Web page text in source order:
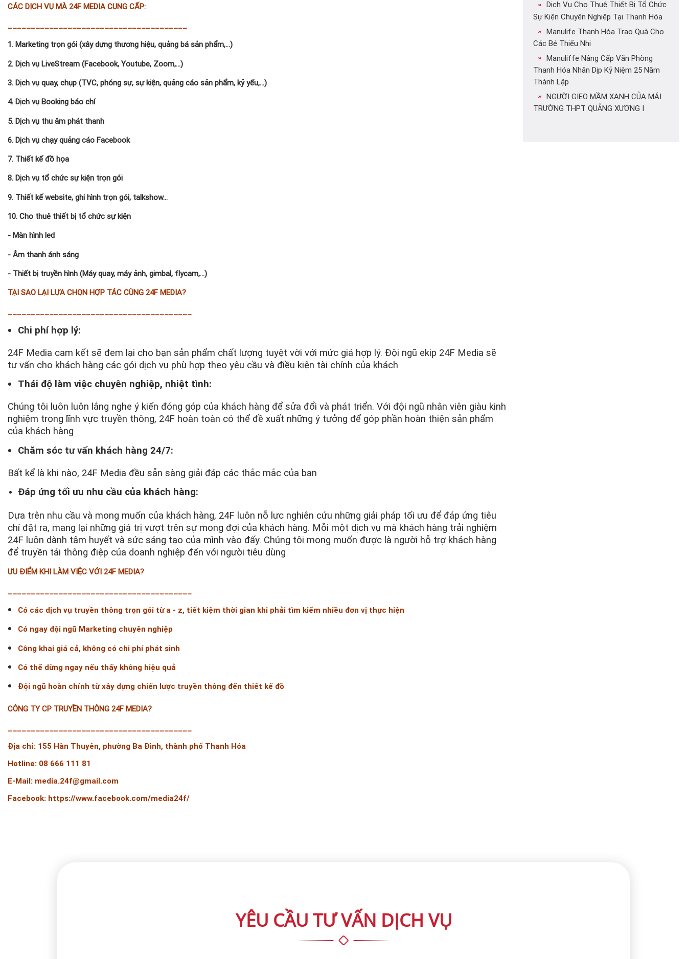
CÁC DỊCH VỤ MÀ 24F MEDIA CUNG CẤP:
_______________________________________
1. Marketing trọn gói (xây dựng thương hiệu, quảng bá sản phẩm,...)
2. Dịch vụ LiveStream (Facebook, Youtube, Zoom,...)
3. Dịch vụ quay, chụp (TVC, phóng sự, sự kiện, quảng cáo sản phẩm, kỷ yếu,...)
4. Dịch vụ Booking báo chí
5. Dịch vụ thu âm phát thanh
6. Dịch vụ chạy quảng cáo Facebook
7. Thiết kế đồ họa
8. Dịch vụ tổ chức sự kiện trọn gói
9. Thiết kế website, ghi hình trọn gói, talkshow...
10. Cho thuê thiết bị tổ chức sự kiện
- Màn hình led
- Âm thanh ánh sáng
- Thiết bị truyền hình (Máy quay, máy ảnh, gimbal, flycam,...)
TẠI SAO LẠI LỰA CHỌN HỢP TÁC CÙNG 24F MEDIA?
Chi phí hợp lý:
24F Media cam kết sẽ đem lại cho bạn sản phẩm chất lượng tuyệt vời với mức giá hợp lý. Đội ngũ ekip 24F Media sẽ
tư vấn cho khách hàng các gói dịch vụ phù hợp theo yêu cầu và điều kiện tài chính của khách
Thái độ làm việc chuyên nghiệp, nhiệt tình:
Chúng tôi luôn luôn lắng nghe ý kiến đóng góp của khách hàng để sửa đổi và phát triển. Với đội ngũ nhân viên giàu kinh
nghiệm trong lĩnh vực truyền thông, 24F hoàn toàn có thể đề xuất những ý tưởng để góp phần hoàn thiện sản phẩm
của khách hàng
Chăm sóc tư vấn khách hàng 24/7:
Bất kể là khi nào, 24F Media đều sẵn sàng giải đáp các thắc mắc của bạn
Đáp ứng tối ưu nhu cầu của khách hàng:
Dựa trên nhu cầu và mong muốn của khách hàng, 24F luôn nỗ lực nghiên cứu những giải pháp tối ưu để đáp ứng tiêu
chí đặt ra, mang lại những giá trị vượt trên sự mong đợi của khách hàng. Mỗi một dịch vụ mà khách hàng trải nghiệm
24F luôn dành tâm huyết và sức sáng tạo của mình vào đấy. Chúng tôi mong muốn được là người hỗ trợ khách hàng
để truyền tải thông điệp của doanh nghiệp đến với người tiêu dùng
ƯU ĐIỂM KHI LÀM VIỆC VỚI 24F MEDIA?
Có các dịch vụ truyền thông trọn gói từ a - z, tiết kiệm thời gian khi phải tìm kiếm nhiều đơn vị thực hiện
Có ngay đội ngũ Marketing chuyên nghiệp
Công khai giá cả, không có chi phí phát sinh
Có thể dừng ngay nếu thấy không hiệu quả
Đội ngũ hoàn chỉnh từ xây dựng chiến lược truyền thông đến thiết kế đồ
CÔNG TY CP TRUYỀN THÔNG 24F MEDIA?
Địa chỉ: 155 Hàn Thuyên, phường Ba Đình, thành phố Thanh Hóa
Hotline: 08 666 111 81
E-Mail: media.24f@gmail.com
Facebook: https://www.facebook.com/media24f/
Dịch Vụ Cho Thuê Thiết Bị Tổ Chức
Sự Kiện Chuyên Nghiệp Tại Thanh Hóa
Manulife Thanh Hóa Trao Quà Cho
Các Bé Thiếu Nhi
Manuliffe Nâng Cấp Văn Phòng
Thanh Hóa Nhân Dịp Kỷ Niệm 25 Năm
Thành Lập
NGƯỜI GIEO MẦM XANH CỦA MÁI
TRƯỜNG THPT QUẢNG XƯƠNG I
YÊU CẦU TƯ VẤN DỊCH VỤ